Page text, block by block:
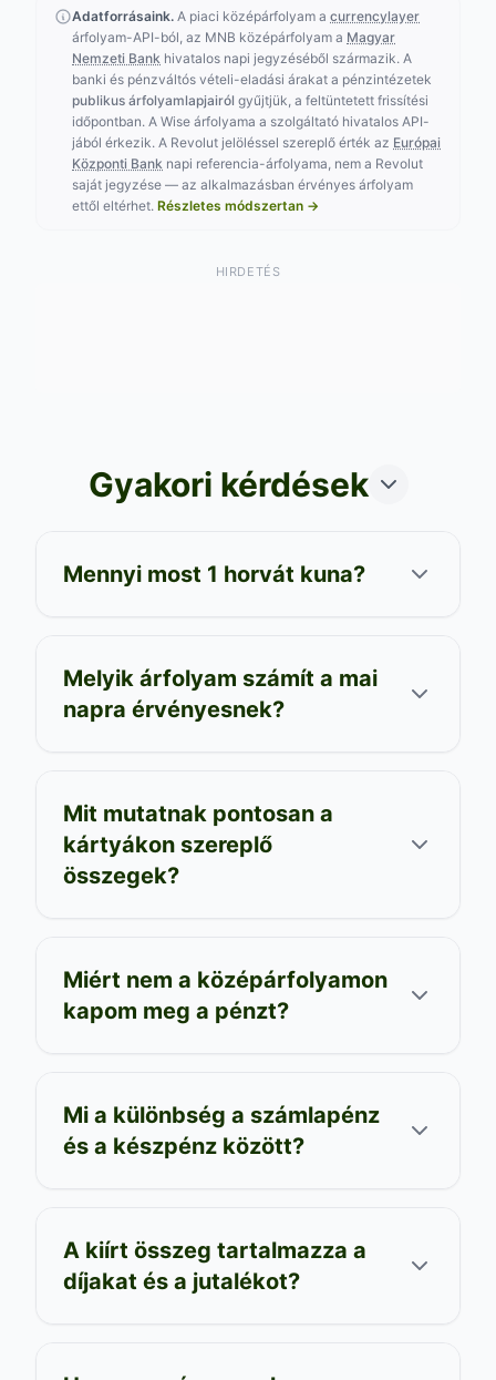
Adatforrásaink. A piaci középárfolyam a currencylayer
árfolyam-API-ból, az MNB középárfolyam a Magyar
Nemzeti Bank hivatalos napi jegyzéséből származik. A
banki és pénzváltós vételi-eladási árakat a pénzintézetek
publikus árfolyamlapjairól gyűjtjük, a feltüntetett frissítési
időpontban. A Wise árfolyama a szolgáltató hivatalos API-
jából érkezik. A Revolut jelöléssel szereplő érték az Európai
Központi Bank napi referencia-árfolyama, nem a Revolut
saját jegyzése — az alkalmazásban érvényes árfolyam
ettől eltérhet. Részletes módszertan →
HIRDETÉS
Gyakori kérdések
Mennyi most 1 horvát kuna?
Melyik árfolyam számít a mai
napra érvényesnek?
Mit mutatnak pontosan a
kártyákon szereplő
összegek?
Miért nem a középárfolyamon
kapom meg a pénzt?
Mi a különbség a számlapénz
és a készpénz között?
A kiírt összeg tartalmazza a
díjakat és a jutalékot?